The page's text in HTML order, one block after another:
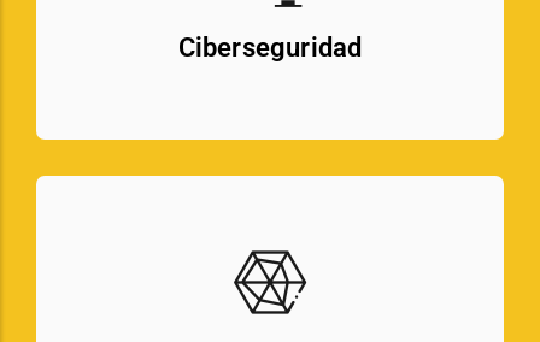
Ciberseguridad